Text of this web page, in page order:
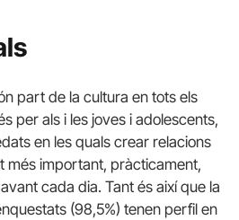
part de la cultura en tots els
per als i les joves i adolescents,
en les quals crear relacions
més important, pràcticament,
cada dia. Tant és així que la
(98,5%) tenen perfil en